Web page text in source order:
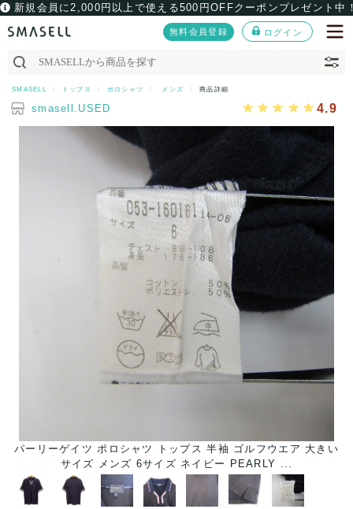
新規会員に2,000円以上で使える500円OFFクーポンプレゼント中
無料会員登録 ログイン
SMASELL トップス ポロシャツ メンズ 商品詳細
smasell.USED 4.9
パーリーゲイツ ポロシャツ トップス 半袖 ゴルフウエア 大きい
サイズ メンズ 6サイズ ネイビー PEARLY ...